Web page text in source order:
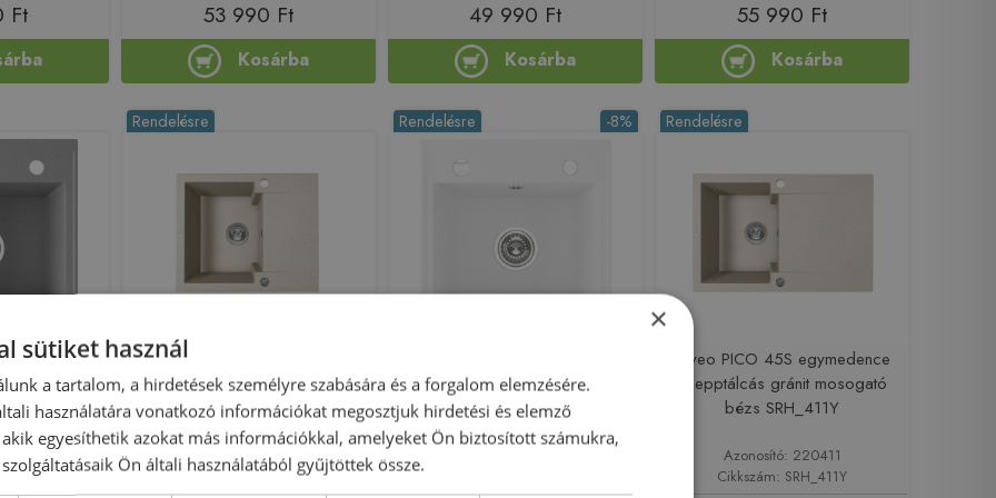
Ft 53 990 Ft
Kosárba
49 990 Ft
Kosárba
55 990 Ft
Kosárba
gránit
SRP_510T
Rendelésre
Laveo PICO 45S mini gránit
mosogató, bézs SRH_413Y
Azonosító: 220414
Cikkszám: SRH_413Y
-8%
Rendelésre
mosogató, fehér SRP_610T
Rendelésre
Laveo PICO 45S egymedence
csepptálcás gránit mosogató
bézs SRH_411Y
Azonosító: 220411
Cikkszám: SRH_411Y
×
sütiket használ
a tartalom, a hirdetések személyre szabására és a forgalom elemzésére.
használatára vonatkozó információkat megosztjuk hirdetési és elemző
egyesíthetik azokat más információkkal, amelyeket Ön biztosított számukra,
Ön általi használatából gyűjtöttek össze.